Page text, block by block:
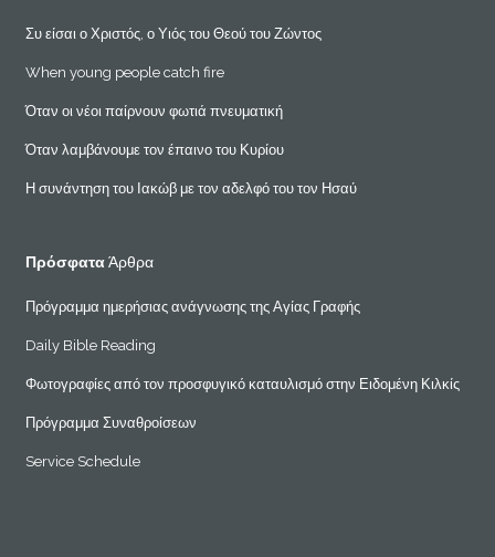
Συ είσαι ο Χριστός, ο Υιός του Θεού του Ζώντος
When young people catch fire
Όταν οι νέοι παίρνουν φωτιά πνευματική
Όταν λαμβάνουμε τον έπαινο του Κυρίου
Η συνάντηση του Ιακώβ με τον αδελφό του τον Ησαύ
ΠρόσφαταΆρθρα
Πρόγραμμα ημερήσιας ανάγνωσης της Αγίας Γραφής
Daily Bible Reading
Φωτογραφίες από τον προσφυγικό καταυλισμό στην Ειδομένη Κιλκίς
Πρόγραμμα Συναθροίσεων
Service Schedule